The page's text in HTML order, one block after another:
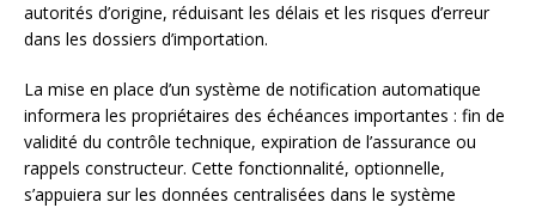
autorités d’origine, réduisant les délais et les risques d’erreur
dans les dossiers d’importation.
La mise en place d’un système de notification automatique
informera les propriétaires des échéances importantes : fin de
validité du contrôle technique, expiration de l’assurance ou
rappels constructeur. Cette fonctionnalité, optionnelle,
s’appuiera sur les données centralisées dans le système